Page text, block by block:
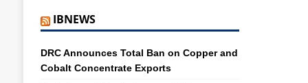
IBNEWS
DRC Announces Total Ban on Copper and
Cobalt Concentrate Exports